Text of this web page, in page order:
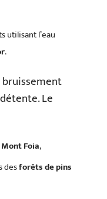
utilisant l’eau
.
bruissement
Le
Mont Foia,
desforêts de pins